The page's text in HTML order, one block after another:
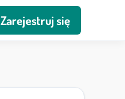
Zarejestruj się